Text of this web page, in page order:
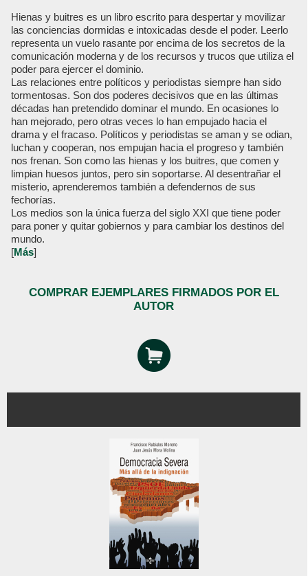
Hienas y buitres es un libro escrito para despertar y movilizar
las conciencias dormidas e intoxicadas desde el poder. Leerlo
representa un vuelo rasante por encima de los secretos de la
comunicación moderna y de los recursos y trucos que utiliza el
poder para ejercer el dominio.
Las relaciones entre políticos y periodistas siempre han sido
tormentosas. Son dos poderes decisivos que en las últimas
décadas han pretendido dominar el mundo. En ocasiones lo
han mejorado, pero otras veces lo han empujado hacia el
drama y el fracaso. Políticos y periodistas se aman y se odian,
luchan y cooperan, nos empujan hacia el progreso y también
nos frenan. Son como las hienas y los buitres, que comen y
limpian huesos juntos, pero sin soportarse. Al desentrañar el
misterio, aprenderemos también a defendernos de sus
fechorías.
Los medios son la única fuerza del siglo XXI que tiene poder
para poner y quitar gobiernos y para cambiar los destinos del
mundo.
[Más]
COMPRAR EJEMPLARES FIRMADOS POR EL
AUTOR